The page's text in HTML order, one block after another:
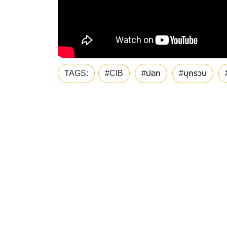
TAGS: #CIB #ปอท #บุกรวบ